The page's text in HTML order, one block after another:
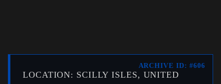
ARCHIVE ID: #606
LOCATION: SCILLY ISLES, UNITED